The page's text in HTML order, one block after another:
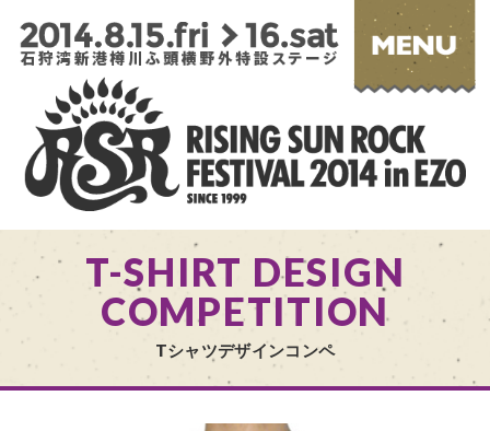
T-SHIRT DESIGN
COMPETITION
Tシャツデザインコンペ